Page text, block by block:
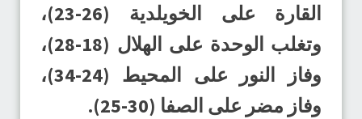
القارة على الخويلدية (26-23)،
وتغلب الوحدة على الهلال (18-28)،
وفاز النور على المحيط (24-34)،
وفاز مضر على الصفا (30-25).